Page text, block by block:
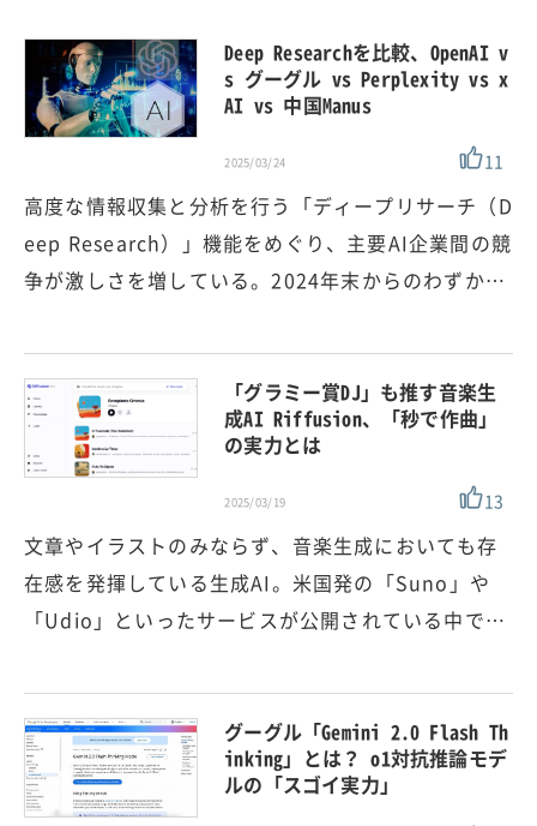
Deep Researchを比較、OpenAI v
s グーグル vs Perplexity vs x
AI vs 中国Manus
2025/03/24 11
高度な情報収集と分析を行う「ディープリサーチ（D
eep Research）」機能をめぐり、主要AI企業間の競
争が激しさを増している。2024年末からのわずか…
「グラミー賞DJ」も推す音楽生
成AI Riffusion、「秒で作曲」
の実力とは
2025/03/19 13
文章やイラストのみならず、音楽生成においても存
在感を発揮している生成AI。米国発の「Suno」や
「Udio」といったサービスが公開されている中で…
グーグル「Gemini 2.0 Flash Th
inking」とは？ o1対抗推論モデ
ルの「スゴイ実力」